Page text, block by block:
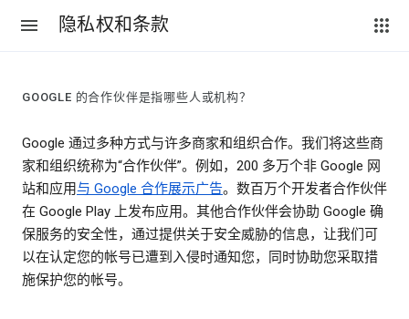
隐私权和条款
GOOGLE 的合作伙伴是指哪些人或机构？
Google 通过多种方式与许多商家和组织合作。我们将这些商
家和组织统称为“合作伙伴”。例如，200 多万个非 Google 网
站和应用与 Google 合作展示广告。数百万个开发者合作伙伴
在 Google Play 上发布应用。其他合作伙伴会协助 Google 确
保服务的安全性，通过提供关于安全威胁的信息，让我们可
以在认定您的帐号已遭到入侵时通知您，同时协助您采取措
施保护您的帐号。